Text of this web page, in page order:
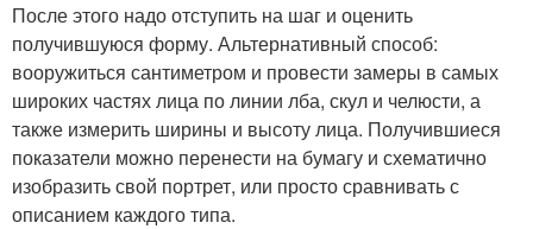
После этого надо отступить на шаг и оценить
получившуюся форму. Альтернативный способ:
вооружиться сантиметром и провести замеры в самых
широких частях лица по линии лба, скул и челюсти, а
также измерить ширины и высоту лица. Получившиеся
показатели можно перенести на бумагу и схематично
изобразить свой портрет, или просто сравнивать с
описанием каждого типа.